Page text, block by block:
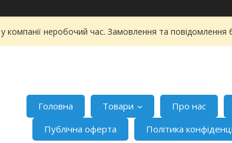
компанії неробочий час. Замовлення та
Головна Товари Про нас
Публічна оферта
Політика